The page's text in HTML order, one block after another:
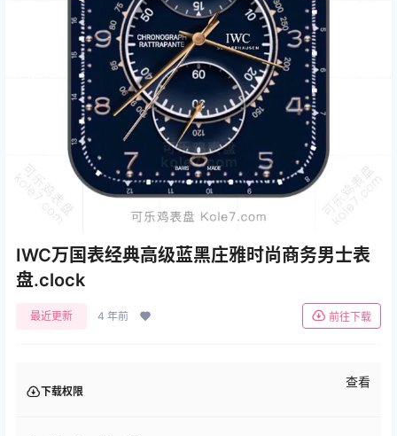
IWC万国表经典高级蓝黑庄雅时尚商务男士表
盘.clock
最近更新 4 年前 前往下载
下载权限
查看